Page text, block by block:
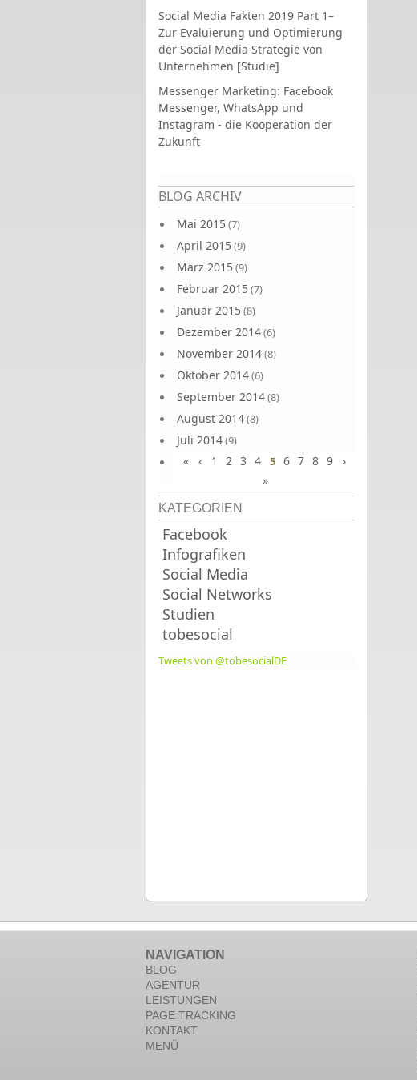
Social Media Fakten 2019 Part 1–
Zur Evaluierung und Optimierung
der Social Media Strategie von
Unternehmen [Studie]
Messenger Marketing: Facebook
Messenger, WhatsApp und
Instagram - die Kooperation der
Zukunft
BLOG ARCHIV
Mai 2015(7)
April 2015(9)
März 2015(9)
Februar 2015(7)
Januar 2015(8)
Dezember 2014(6)
November 2014(8)
Oktober 2014(6)
September 2014(8)
August 2014(8)
Juli 2014(9)
Juni 2014(8)
Seiten
« ‹ 1 2 3 4 5 6 7 8 9
›
»
KATEGORIEN
Facebook
Infografiken
Social Media
Social Networks
Studien
tobesocial
Tweets von @tobesocialDE
NAVIGATION
BLOG
AGENTUR
LEISTUNGEN
PAGE TRACKING
KONTAKT
MENÜ